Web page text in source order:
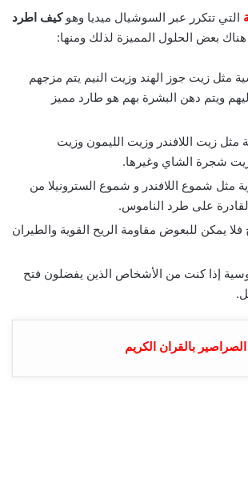
التي تتكرر عبر السوشيال ميديا وهوكيف اطرد
هناك بعض الحلول المميزة لذلك ومنها:
مثل زيت جوز الهند وزيت النيم يتم مزجهم
ويتم دهن البشرة بهم هو طارد مميز
مثل زيت اللافندر وزيت الليمون وزيت
شجرة الشاي وغيرها.
مثل شموع اللافندر و شموع السترونيلا من
على طرد الناموس.
يمكن للبعوض مقاومة الريح القوية والطيران
إذا كنت من الأشخاص الذين يفضلون فتح
بالقران الكريم